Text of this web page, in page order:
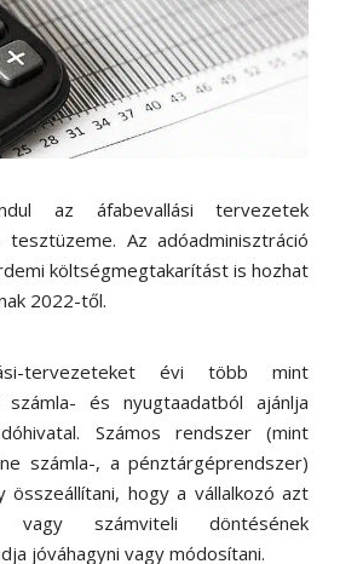
az áfabevallási tervezetek
tesztüzeme. Az adóadminisztráció
költségmegtakarítást is hozhat
2022-től.
tervezeteket évi több mint
számla- és nyugtaadatból ajánlja
Számos rendszer (mint
számla-, a pénztárgéprendszer)
összeállítani, hogy a vállalkozó azt
számviteli döntésének
jóváhagyni vagy módosítani.